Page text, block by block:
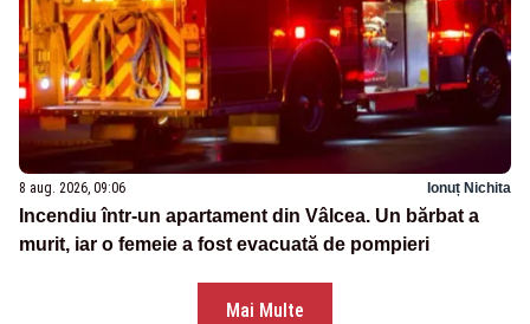
8 aug. 2026, 09:06 Ionuț Nichita
Incendiu într-un apartament din Vâlcea. Un bărbat a
murit, iar o femeie a fost evacuată de pompieri
Mai Multe